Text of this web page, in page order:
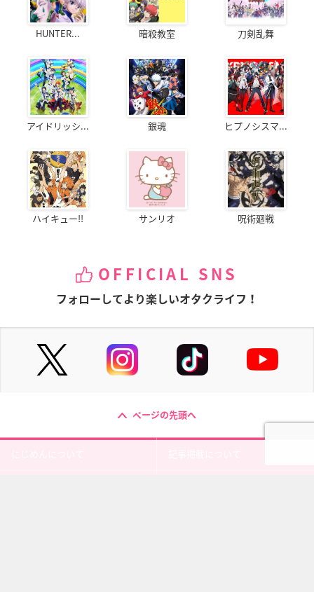
HUNTER... 暗殺教室 刀剣乱舞
アイドリッシ... 銀魂 ヒプノシスマ...
ハイキュー!! サンリオ 呪術廻戦
OFFICIAL SNS
フォローしてより楽しいオタクライフ！
ページの先頭へ